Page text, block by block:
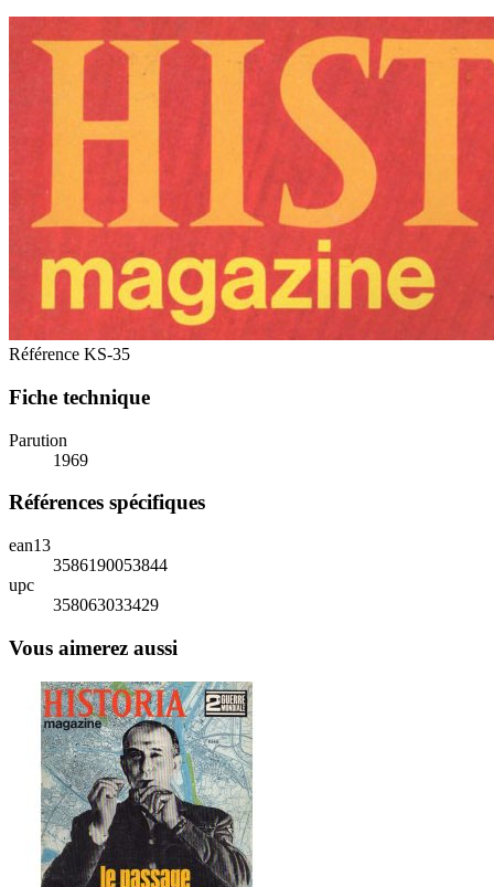
Référence KS-35
Fiche technique
Parution
1969
Références spécifiques
ean13
3586190053844
upc
358063033429
Vous aimerez aussi